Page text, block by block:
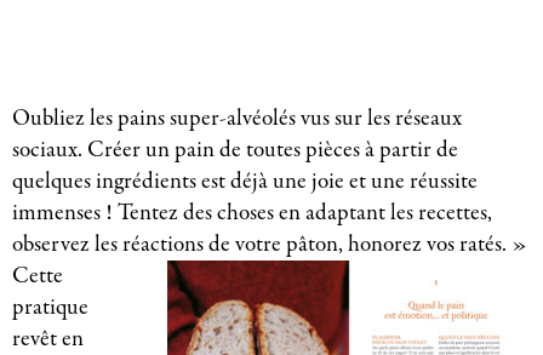
Oubliez les pains super-alvéolés vus sur les réseaux
sociaux. Créer un pain de toutes pièces à partir de
quelques ingrédients est déjà une joie et une réussite
immenses ! Tentez des choses en adaptant les recettes,
observez les réactions de votre pâton, honorez vos ratés. »
Cette
pratique
revêt en